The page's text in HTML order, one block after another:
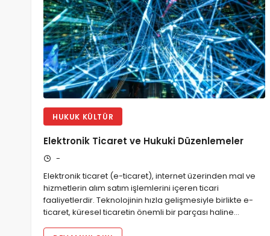
HUKUK KÜLTÜR
Elektronik Ticaret ve Hukuki Düzenlemeler
-
Elektronik ticaret (e-ticaret), internet üzerinden mal ve
hizmetlerin alım satım işlemlerini içeren ticari
faaliyetlerdir. Teknolojinin hızla gelişmesiyle birlikte e-
ticaret, küresel ticaretin önemli bir parçası haline…